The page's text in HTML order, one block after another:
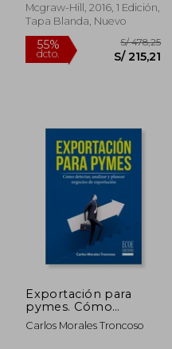
Mcgraw-Hill, 2016, 1 Edición,
Tapa Blanda, Nuevo
55%
dcto. S/ 215,21
Exportación para
pymes. Cómo
detectar, analizar y
planear negocios de
Carlos Morales Troncoso